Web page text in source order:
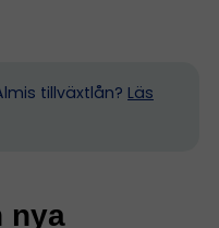
tillväxtlån? Läs
nya